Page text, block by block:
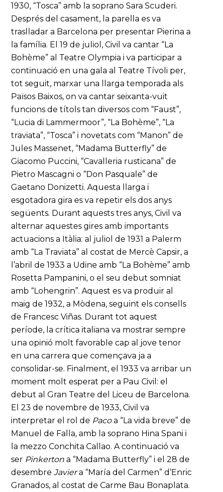
1930, “Tosca” amb la soprano Sara Scuderi.
Després del casament, la parella es va
traslladar a Barcelona per presentar Pierina a
la família. El 19 de juliol, Civil va cantar “La
Bohème” al Teatre Olympia i va participar a
continuació en una gala al Teatre Tívoli per,
tot seguit, marxar una llarga temporada als
Països Baixos, on va cantar seixanta-vuit
funcions de títols tan diversos com “Faust”,
“Lucia di Lammermoor”, “La Bohème”, “La
traviata”, “Tosca” i novetats com “Manon” de
Jules Massenet, “Madama Butterfly” de
Giacomo Puccini, “Cavalleria rusticana” de
Pietro Mascagni o “Don Pasquale” de
Gaetano Donizetti. Aquesta llarga i
esgotadora gira es va repetir els dos anys
següents. Durant aquests tres anys, Civil va
alternar aquestes gires amb importants
actuacions a Itàlia: al juliol de 1931 a Palerm
amb “La Traviata” al costat de Mercè Capsir, a
l’abril de 1933 a Udine amb “La Bohème” amb
Rosetta Pampanini, o el seu debut somniat
amb “Lohengrin”. Aquest es va produir al
maig de 1932, a Mòdena, seguint els consells
de Francesc Viñas. Durant tot aquest
període, la crítica italiana va mostrar sempre
una opinió molt favorable cap al jove tenor
en una carrera que començava ja a
consolidar-se. Finalment, el 1933 va arribar un
moment molt esperat per a Pau Civil: el
debut al Gran Teatre del Liceu de Barcelona.
El 23 de novembre de 1933, Civil va
interpretar el rol de Pacoa “La vida breve” de
Manuel de Falla, amb la soprano Hina Spani i
la mezzo Conchita Callao. A continuació va
ser Pinkertona “Madama Butterfly” i el 28 de
desembreJaviera “María del Carmen” d’Enric
Granados, al costat de Carme Bau Bonaplata.